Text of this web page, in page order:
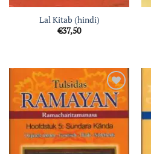
Lal Kitab (hindi)
€37,50
Toevoegen
aan
verlanglijst